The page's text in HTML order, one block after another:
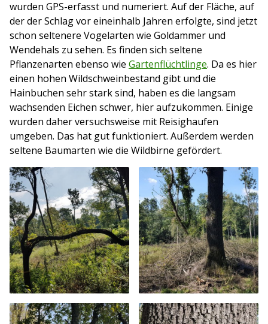
wurden GPS-erfasst und numeriert. Auf der Fläche, auf
der der Schlag vor eineinhalb Jahren erfolgte, sind jetzt
schon seltenere Vogelarten wie Goldammer und
Wendehals zu sehen. Es finden sich seltene
Pflanzenarten ebenso wie Gartenflüchtlinge. Da es hier
einen hohen Wildschweinbestand gibt und die
Hainbuchen sehr stark sind, haben es die langsam
wachsenden Eichen schwer, hier aufzukommen. Einige
wurden daher versuchsweise mit Reisighaufen
umgeben. Das hat gut funktioniert. Außerdem werden
seltene Baumarten wie die Wildbirne gefördert.